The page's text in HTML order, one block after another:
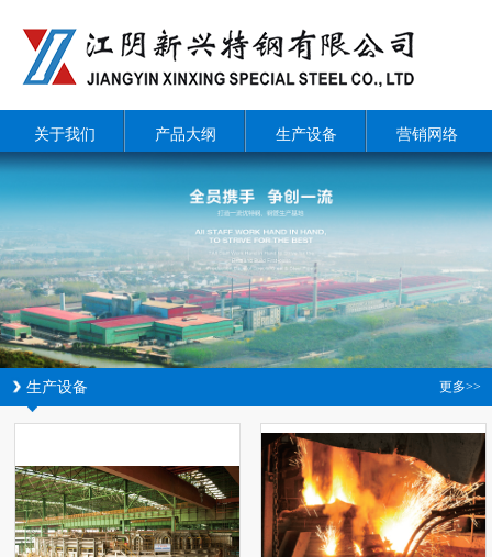
关于我们 产品大纲 生产设备 营销网络
更多>>
生产设备